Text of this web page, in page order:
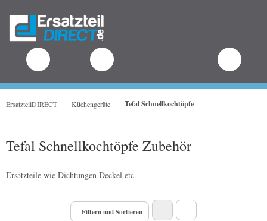
ErsatzteilDIRECT Küchengeräte Tefal Schnellkochtöpfe
Tefal Schnellkochtöpfe Zubehör
Ersatzteile wie Dichtungen Deckel etc.
Filtern und Sortieren